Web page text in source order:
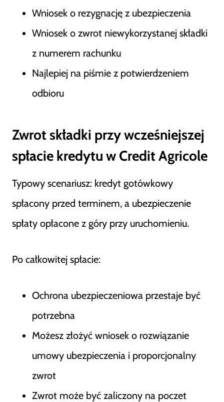
Wniosek o rezygnację z ubezpieczenia
Wniosek o zwrot niewykorzystanej składki
z numerem rachunku
Najlepiej na piśmie z potwierdzeniem
odbioru
Zwrot składki przy wcześniejszej
spłacie kredytu w Credit Agricole
Typowy scenariusz: kredyt gotówkowy
spłacony przed terminem, a ubezpieczenie
spłaty opłacone z góry przy uruchomieniu.
Po całkowitej spłacie:
Ochrona ubezpieczeniowa przestaje być
potrzebna
Możesz złożyć wniosek o rozwiązanie
umowy ubezpieczenia i proporcjonalny
zwrot
Zwrot może być zaliczony na poczet